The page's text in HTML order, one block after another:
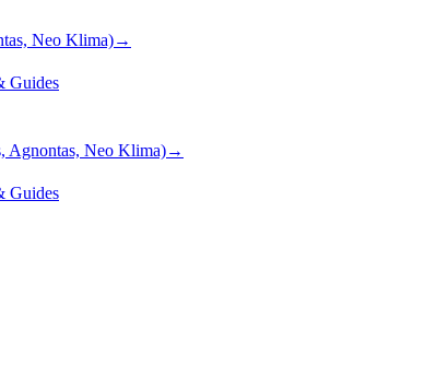
Neo Klima)→
Guides
Agnontas, Neo Klima)→
Guides